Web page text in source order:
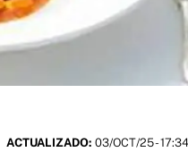
ACTUALIZADO: 03/OCT/25 - 17:34